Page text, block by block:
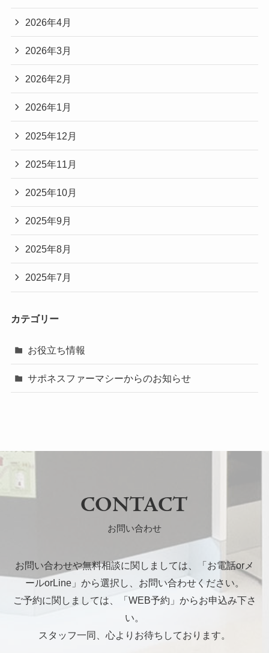
2026年4月
2026年3月
2026年2月
2026年1月
2025年12月
2025年11月
2025年10月
2025年9月
2025年8月
2025年7月
カテゴリー
お役立ち情報
サポネスファーマシーからのお知らせ
CONTACT
お問い合わせ
お問い合わせや無料相談に関しましては、「お電話orメ
ールorLine」から選択し、お問い合わせください。
ご予約に関しましては、「WEB予約」からお申込み下さ
い。
スタッフ一同、心よりお待ちしております。